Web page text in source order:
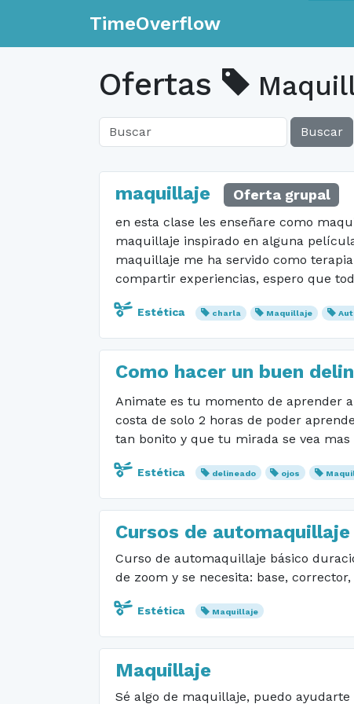
TimeOverflow
Ofertas
Buscar
maquillaje Oferta grupal
en esta clase les enseñare como
maquillaje inspirado en alguna
maquillaje me ha servido como
compartir experiencias, espero que
Estética charla Maquillaje
Como hacer un buen
Animate es tu momento de aprender
costa de solo 2 horas de poder
tan bonito y que tu mirada se vea
Estética delineado ojos
Cursos de automaquillaje
Curso de automaquillaje básico
de zoom y se necesita: base,
Estética Maquillaje
Maquillaje
Sé algo de maquillaje, puedo